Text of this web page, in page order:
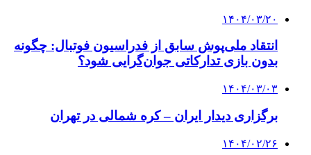
۱۴۰۴/۰۳/۲۰
انتقاد ملی‌پوش سابق از فدراسیون فوتبال: چگونه
بدون بازی تدارکاتی جوان‌گرایی شود؟
۱۴۰۴/۰۳/۰۳
برگزاری دیدار ایران – کره‌ شمالی در تهران
۱۴۰۴/۰۲/۲۶